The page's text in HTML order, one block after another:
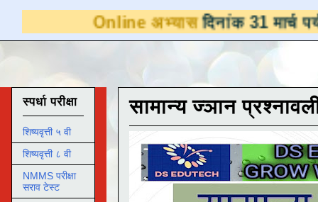
अभ्यासदिनांक 31 मार्च पर्यंत
सामान्य ज्ञान
स्पर्धा परीक्षा
शिष्यवृत्ती ५ वी
शिष्यवृत्ती ८ वी
NMMS परीक्षा
सराव टेस्ट